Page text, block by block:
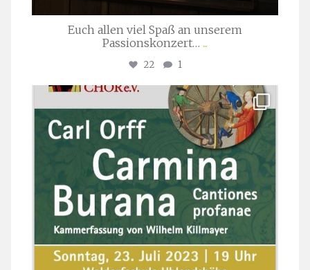
Euch allen viel Spaß an unserem
Passionskonzert… ...
22 1
stuttgarter_oratorienchor
Juli 22